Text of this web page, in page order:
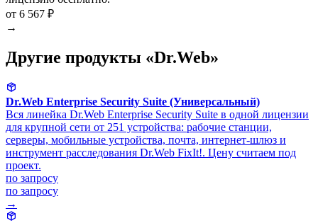
от 6 567 ₽
→
Другие продукты «Dr.Web»
Dr.Web Enterprise Security Suite (Универсальный)
Вся линейка Dr.Web Enterprise Security Suite в одной лицензии
для крупной сети от 251 устройства: рабочие станции,
серверы, мобильные устройства, почта, интернет-шлюз и
инструмент расследования Dr.Web FixIt!. Цену считаем под
проект.
по запросу
по запросу
→